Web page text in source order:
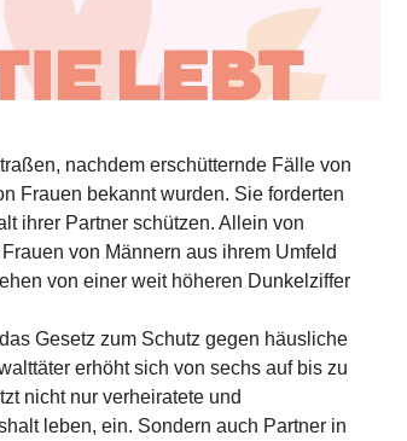
nachdem erschütternde Fälle von
Frauen bekannt wurden. Sie forderten
ihrer Partner schützen. Allein von
von Männern aus ihrem Umfeld
von einer weit höheren Dunkelziffer
Gesetz zum Schutz gegen häusliche
erhöht sich von sechs auf bis zu
nicht nur verheiratete und
leben, ein. Sondern auch Partner in